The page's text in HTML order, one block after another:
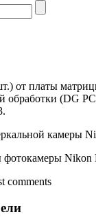
от платы
обработки (DG
Nikon
comments